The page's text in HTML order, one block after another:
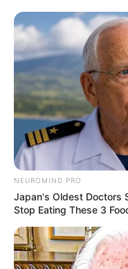
Quando a nova lei de
NEUROMIND PRO
Japan's Oldest Doctors
Stop Eating These 3